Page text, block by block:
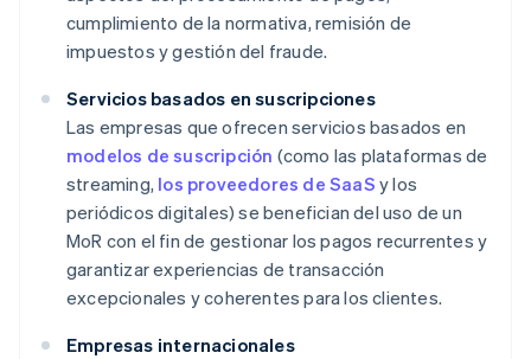
cumplimiento de la normativa, remisión de
impuestos y gestión del fraude.
Servicios basados en suscripciones
Las empresas que ofrecen servicios basados en
modelos de suscripción (como las plataformas de
streaming, los proveedores de SaaS y los
periódicos digitales) se benefician del uso de un
MoR con el fin de gestionar los pagos recurrentes y
garantizar experiencias de transacción
excepcionales y coherentes para los clientes.
Empresas internacionales